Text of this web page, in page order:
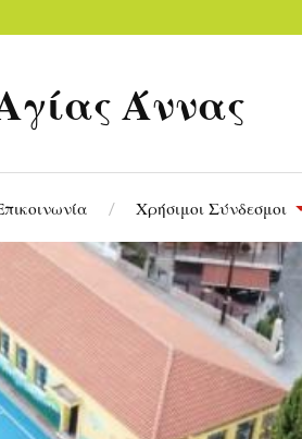
Άννας
Χρήσιμοι Σύνδεσμοι